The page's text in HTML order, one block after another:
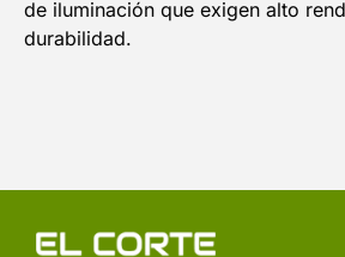
de iluminación que exigen alto
durabilidad.